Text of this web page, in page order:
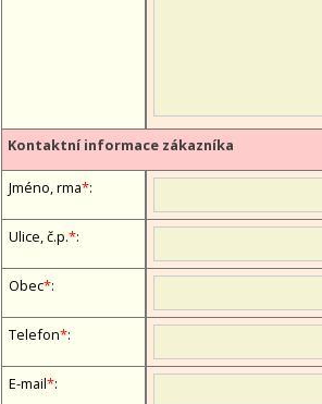
Kontaktní informace zákazníka
Jméno, firma*:
Ulice, č.p.*:
Obec*:
Telefon*:
E-mail*: